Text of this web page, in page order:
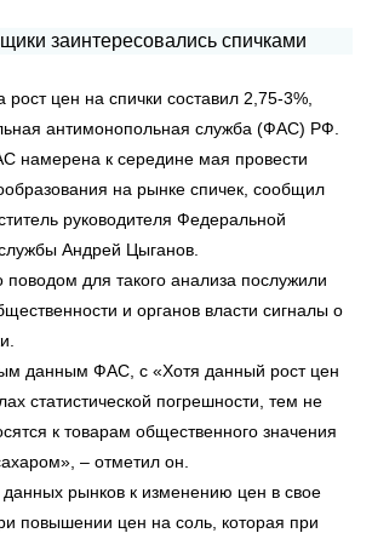
цен на спички составил 2,75-3%,
антимонопольная служба (ФАС) РФ.
намерена к середине мая провести
на рынке спичек, сообщил
руководителя Федеральной
Андрей Цыганов.
поводом для такого анализа послужили
и органов власти сигналы о
данным ФАС, с «Хотя данный рост цен
статистической погрешности, тем не
к товарам общественного значения
– отметил он.
данных рынков к изменению цен в свое
повышении цен на соль, которая при